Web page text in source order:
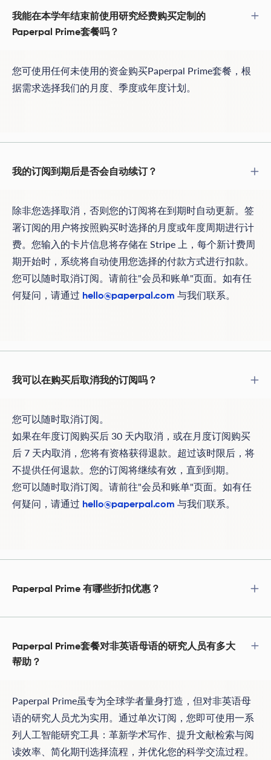
我能在本学年结束前使用研究经费购买定制的
Paperpal Prime套餐吗？
您可使用任何未使用的资金购买Paperpal Prime套餐，根
据需求选择我们的月度、季度或年度计划。
我的订阅到期后是否会自动续订？
除非您选择取消，否则您的订阅将在到期时自动更新。签
署订阅的用户将按照购买时选择的月度或年度周期进行计
费。您输入的卡片信息将存储在 Stripe 上，每个新计费周
期开始时，系统将自动使用您选择的付款方式进行扣款。
您可以随时取消订阅。请前往"会员和账单"页面。如有任
何疑问，请通过 hello@paperpal.com 与我们联系。
我可以在购买后取消我的订阅吗？
您可以随时取消订阅。
如果在年度订阅购买后 30 天内取消，或在月度订阅购买
后 7 天内取消，您将有资格获得退款。超过该时限后，将
不提供任何退款。您的订阅将继续有效，直到到期。
您可以随时取消订阅。请前往"会员和账单"页面。如有任
何疑问，请通过 hello@paperpal.com 与我们联系。
Paperpal Prime 有哪些折扣优惠？
Paperpal Prime套餐对非英语母语的研究人员有多大
帮助？
Paperpal Prime虽专为全球学者量身打造，但对非英语母
语的研究人员尤为实用。通过单次订阅，您即可使用一系
列人工智能研究工具：革新学术写作、提升文献检索与阅
读效率、简化期刊选择流程，并优化您的科学交流过程。